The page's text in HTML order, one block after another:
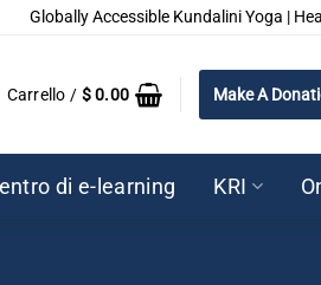
Globally Accessible Kundalini Yoga |
Carrello / $0.00 Make A
di e-learning KRI